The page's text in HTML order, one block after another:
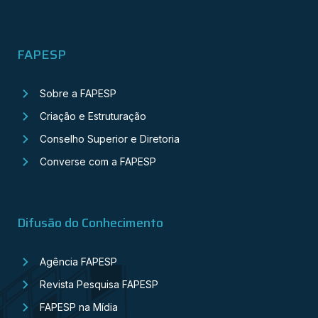
FAPESP
Sobre a FAPESP
Criação e Estruturação
Conselho Superior e Diretoria
Converse com a FAPESP
Difusão do Conhecimento
Agência FAPESP
Revista Pesquisa FAPESP
FAPESP na Mídia